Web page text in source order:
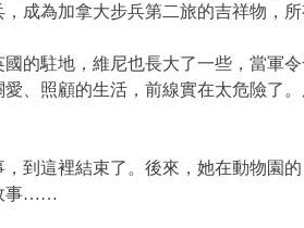
成為加拿大步兵第二旅的吉祥物，
駐地，維尼也長大了一些，當軍令
、照顧的生活，前線實在太危險了
這裡結束了。後來，她在動物園的
事……